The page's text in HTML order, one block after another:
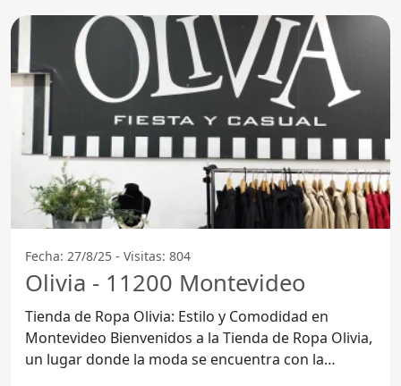
Fecha: 27/8/25 - Visitas: 804
Olivia - 11200 Montevideo
Tienda de Ropa Olivia: Estilo y Comodidad en
Montevideo Bienvenidos a la Tienda de Ropa Olivia,
un lugar donde la moda se encuentra con la